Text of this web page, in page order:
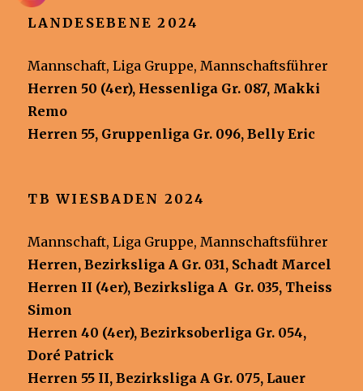
LANDESEBENE 2024
Mannschaft, Liga Gruppe, Mannschaftsführer
Herren 50 (4er), Hessenliga Gr. 087, Makki
Remo
Herren 55, Gruppenliga Gr. 096, Belly Eric
TB WIESBADEN 2024
Mannschaft, Liga Gruppe, Mannschaftsführer
Herren, Bezirksliga A Gr. 031, Schadt Marcel
Herren II (4er), Bezirksliga A Gr. 035, Theiss
Simon
Herren 40 (4er), Bezirksoberliga Gr. 054,
Doré Patrick
Herren 55 II, Bezirksliga A Gr. 075, Lauer